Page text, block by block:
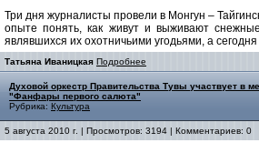
Три дня журналисты провели в Монгун –
опыте понять, как живут и выживают
являвшихся их охотничьими угодьями, а
Татьяна Иваницкая Подробнее
Духовой оркестр Правительства Тувы участвует в
"Фанфары первого салюта"
Рубрика: Культура
5 августа 2010 г. | Просмотров: 3194 | Комментариев: 0